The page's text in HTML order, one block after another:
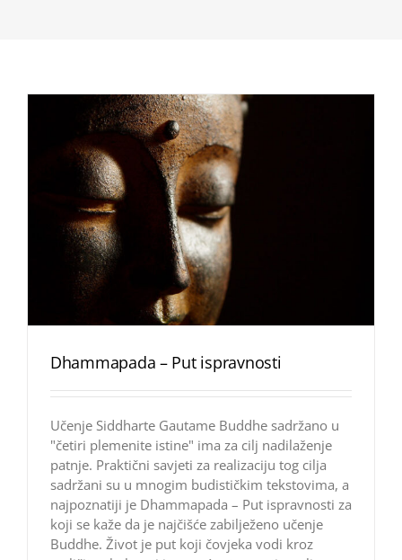
Dhammapada – Put ispravnosti
Učenje Siddharte Gautame Buddhe sadržano u
"četiri plemenite istine" ima za cilj nadilaženje
patnje. Praktični savjeti za realizaciju tog cilja
sadržani su u mnogim budističkim tekstovima, a
najpoznatiji je Dhammapada – Put ispravnosti za
koji se kaže da je najčišće zabilježeno učenje
Buddhe. Život je put koji čovjeka vodi kroz